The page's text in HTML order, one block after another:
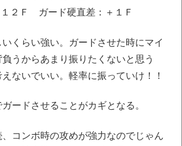
１２Ｆ ガード硬直差：＋１Ｆ
くらい強い。ガードさせた時にマイ
うからあまり振りたくないと思う
ないでいい。軽率に振っていけ！！
ードさせることがカギとなる。
、コンボ時の攻めが強力なのでじゃん